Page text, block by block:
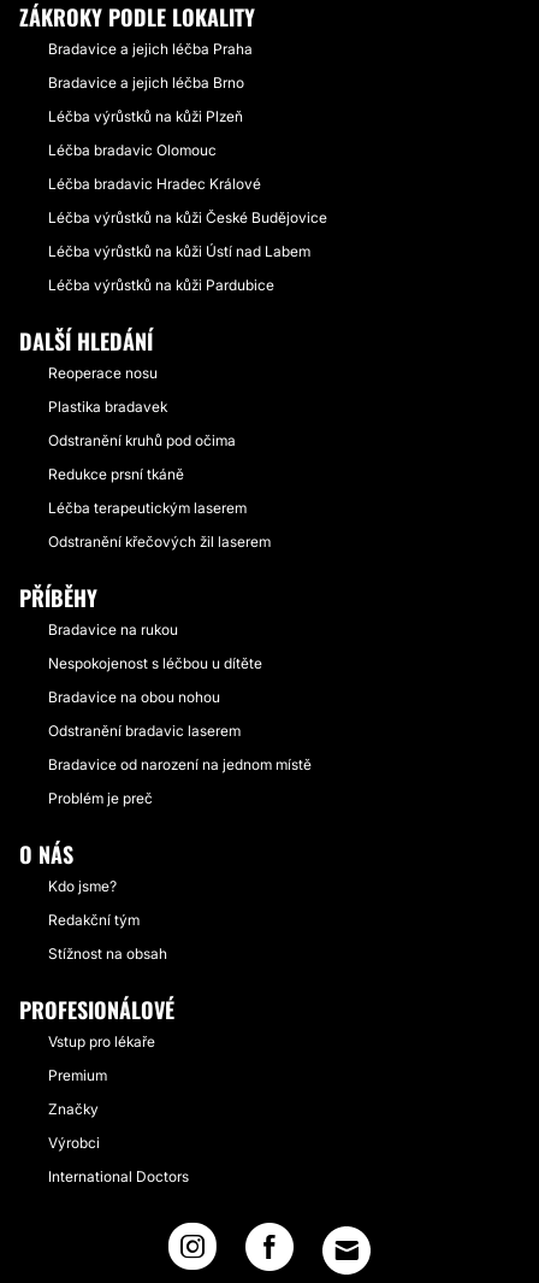
ZÁKROKY PODLE LOKALITY
Bradavice a jejich léčba Praha
Bradavice a jejich léčba Brno
Léčba výrůstků na kůži Plzeň
Léčba bradavic Olomouc
Léčba bradavic Hradec Králové
Léčba výrůstků na kůži České Budějovice
Léčba výrůstků na kůži Ústí nad Labem
Léčba výrůstků na kůži Pardubice
DALŠÍ HLEDÁNÍ
Reoperace nosu
Plastika bradavek
Odstranění kruhů pod očima
Redukce prsní tkáně
Léčba terapeutickým laserem
Odstranění křečových žil laserem
PŘÍBĚHY
Bradavice na rukou
Nespokojenost s léčbou u dítěte
Bradavice na obou nohou
Odstranění bradavic laserem
Bradavice od narození na jednom místě
Problém je preč
O NÁS
Kdo jsme?
Redakční tým
Stížnost na obsah
PROFESIONÁLOVÉ
Vstup pro lékaře
Premium
Značky
Výrobci
International Doctors